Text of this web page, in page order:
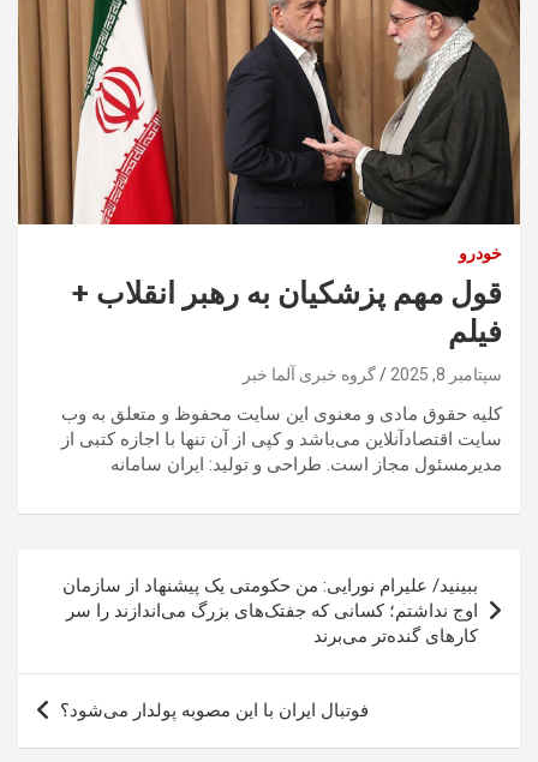
خودرو
قول مهم پزشکیان به رهبر انقلاب +
فیلم
سپتامبر 8, 2025 گروه خبری آلما خبر
کلیه حقوق مادی و معنوی این سایت محفوظ و متعلق به وب
سایت اقتصادآنلاین می‌باشد و کپی از آن تنها با اجازه کتبی از
مدیرمسئول مجاز است. طراحی و تولید: ایران سامانه
نوشته
ببینید/ علیرام نورایی: من حکومتی یک پیشنهاد از سازمان
اوج نداشتم؛ کسانی که جفتک‌های بزرگ می‌اندازند را سر
کارهای گنده‌تر می‌برند
فوتبال ایران با این مصوبه پولدار می‌شود؟